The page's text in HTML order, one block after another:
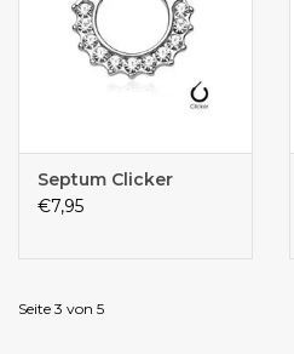
Septum Clicker
€7,95
Seite 3 von 5